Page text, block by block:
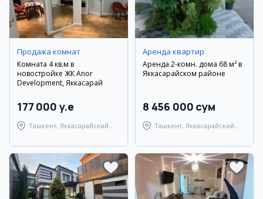
Продажа комнат
Комната 4 кв.м в
новостройке ЖК Anor
Development, Яккасарай
177 000 y.e
Ташкент, Яккасарайский
Аренда квартир
Аренда 2-комн. дома 68 м² в
Яккасарайском районе
8 456 000 сум
Ташкент, Яккасарайский